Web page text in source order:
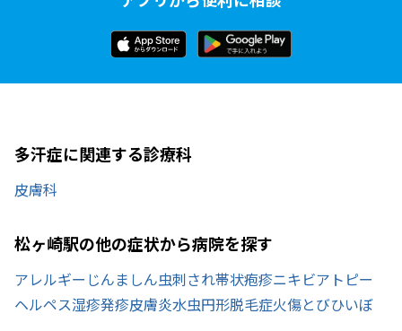
多汗症に関連する診療科
皮膚科
松ヶ崎駅の他の症状から病院を探す
アレルギー じんましん虫刺され帯状疱疹ニキビアトピー
ヘルペス湿疹発疹皮膚炎水虫円形脱毛症火傷とびひいぼ